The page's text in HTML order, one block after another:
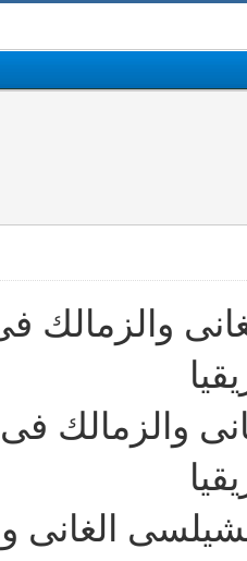
والزمالك
والزمالك
الغانى